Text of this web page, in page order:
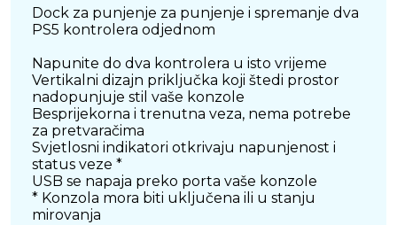
Dock za punjenje za punjenje i spremanje dva
PS5 kontrolera odjednom
Napunite do dva kontrolera u isto vrijeme
Vertikalni dizajn priključka koji štedi prostor
nadopunjuje stil vaše konzole
Besprijekorna i trenutna veza, nema potrebe
za pretvaračima
Svjetlosni indikatori otkrivaju napunjenost i
status veze *
USB se napaja preko porta vaše konzole
* Konzola mora biti uključena ili u stanju
mirovanja